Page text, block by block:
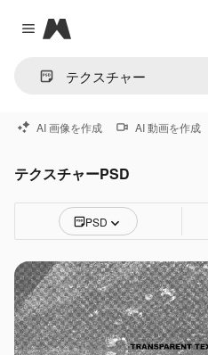
Close menu
Magnific
AI 画像を作成 AI 動画を作成
テクスチャーPSD
PSD